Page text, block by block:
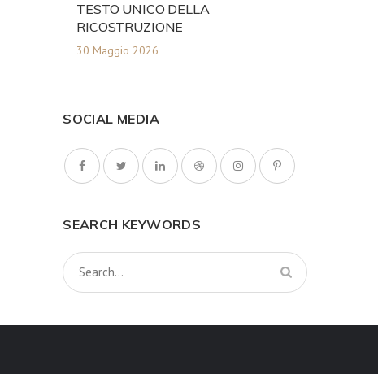
TESTO UNICO DELLA
RICOSTRUZIONE
30 Maggio 2026
SOCIAL MEDIA
SEARCH KEYWORDS